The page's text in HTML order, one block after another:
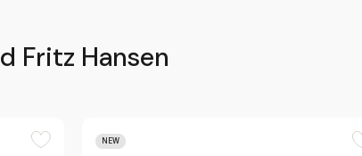
Fritz Hansen
NEW